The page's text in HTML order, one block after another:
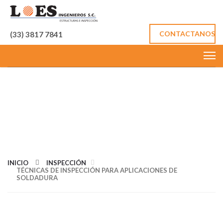
(33) 3817 7841 CONTACTANOS
INICIO
INSPECCIÓN
TÉCNICAS DE INSPECCIÓN PARA APLICACIONES DE
SOLDADURA